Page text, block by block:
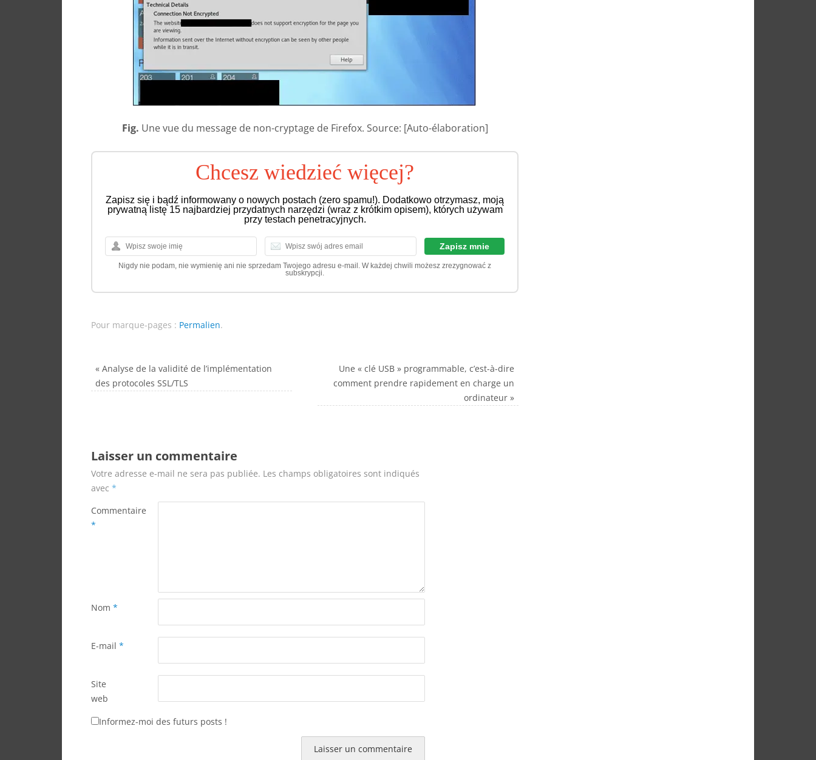
Fig. Une vue du message de non-cryptage de Firefox. Source: [Auto-élaboration]
Chcesz wiedzieć więcej?
Zapisz się i bądź informowany o nowych postach (zero spamu!). Dodatkowo otrzymasz, moją
prywatną listę 15 najbardziej przydatnych narzędzi (wraz z krótkim opisem), których używam
przy testach penetracyjnych.
Nigdy nie podam, nie wymienię ani nie sprzedam Twojego adresu e-mail. W każdej chwili możesz zrezygnować z
subskrypcji.
Pour marque-pages : Permalien.
« Analyse de la validité de l’implémentation
des protocoles SSL/TLS
Une « clé USB » programmable, c’est-à-dire
comment prendre rapidement en charge un
ordinateur »
Laisser un commentaire
Votre adresse e-mail ne sera pas publiée. Les champs obligatoires sont indiqués
avec *
Commentaire
*
Nom *
E-mail *
Site
web
Informez-moi des futurs posts !